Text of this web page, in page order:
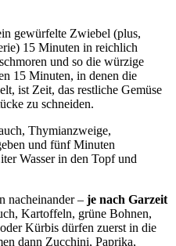
gewürfelte Zwiebel (plus,
15 Minuten in reichlich
und so die würzige
15 Minuten, in denen die
ist Zeit, das restliche Gemüse
zu schneiden.
Thymianzweige,
und fünf Minuten
Wasser in den Topf und
nacheinander – je nach Garzeit
Kartoffeln, grüne Bohnen,
Kürbis dürfen zuerst in die
dann Zucchini, Paprika,